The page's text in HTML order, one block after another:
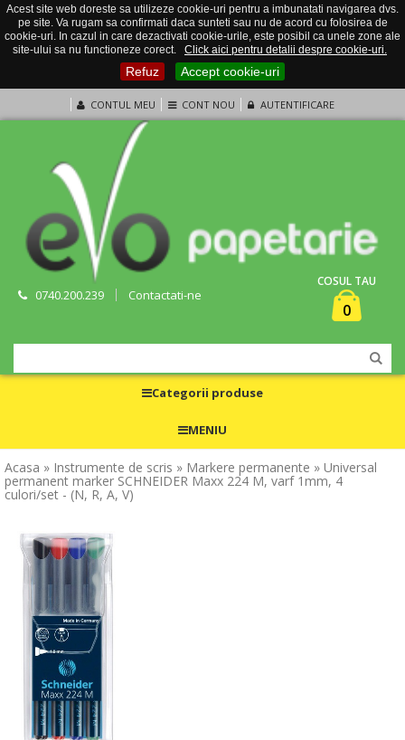
Acest site web doreste sa utilizeze cookie-uri pentru a imbunatati navigarea dvs.
pe site. Va rugam sa confirmati daca sunteti sau nu de acord cu folosirea de
cookie-uri. In cazul in care dezactivati cookie-urile, este posibil ca unele zone ale
site-ului sa nu functioneze corect.
Click aici pentru detalii despre cookie-uri.
Refuz Accept cookie-uri
CONTUL MEU CONT NOU AUTENTIFICARE
0740.200.239 Contactati-ne
COSUL TAU
0
Categorii produse
MENIU
Acasa » Instrumente de scris » Markere permanente » Universal
permanent marker SCHNEIDER Maxx 224 M, varf 1mm, 4
culori/set - (N, R, A, V)